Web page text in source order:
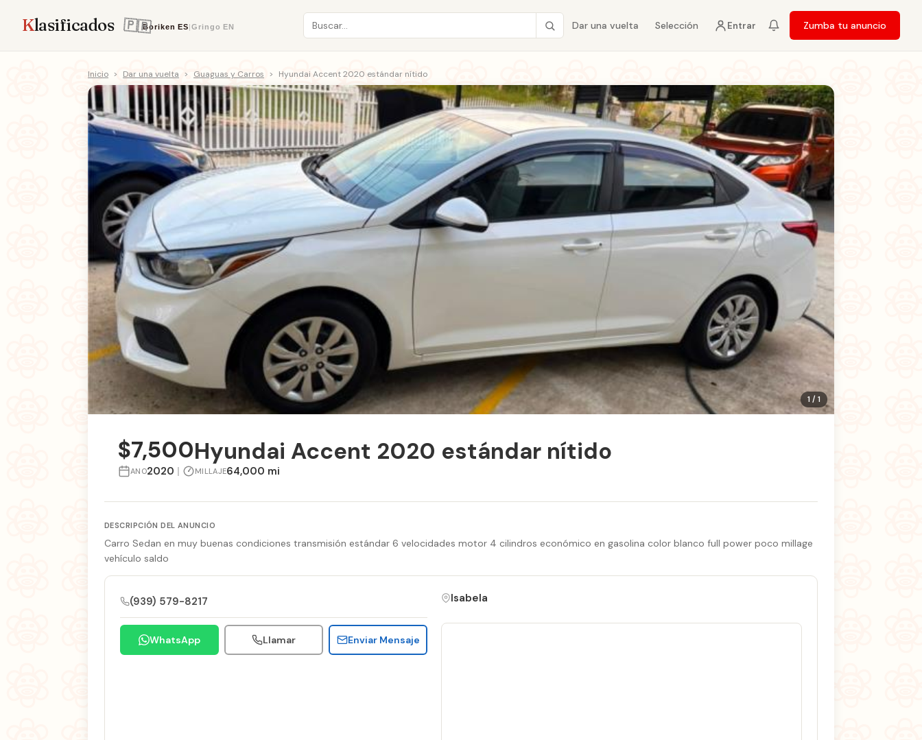
Klasificados Boriken ES|Gringo EN Dar una vuelta Selección Entrar Zumba tu anuncio
Inicio > Dar una vuelta > Guaguas y Carros > Hyundai Accent 2020 estándar nítido
1 / 1
$7,500Hyundai Accent 2020 estándar nítido
ANO2020 | MILLAJE64,000 mi
DESCRIPCIÓN DEL ANUNCIO
Carro Sedan en muy buenas condiciones transmisión estándar 6 velocidades motor 4 cilindros económico en gasolina color blanco full power poco millage
vehículo saldo
(939) 579-8217
WhatsApp Llamar Enviar Mensaje
Isabela